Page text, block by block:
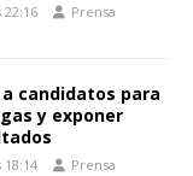
22:16 Prensa
candidatos para
y exponer
18:14 Prensa